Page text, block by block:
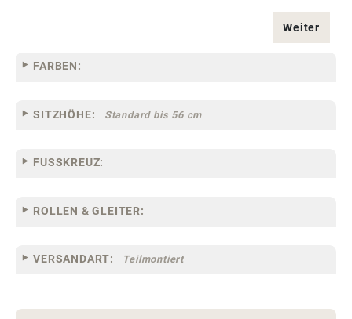
Weiter
FARBEN:
SITZHÖHE: Standard bis 56 cm
FUSSKREUZ:
ROLLEN & GLEITER:
VERSANDART: Teilmontiert